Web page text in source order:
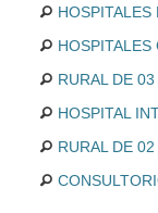
HOSPITALES
HOSPITALES
RURAL DE
HOSPITAL
RURAL DE